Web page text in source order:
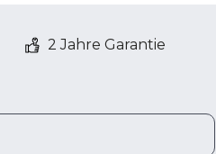
2 Jahre Garantie